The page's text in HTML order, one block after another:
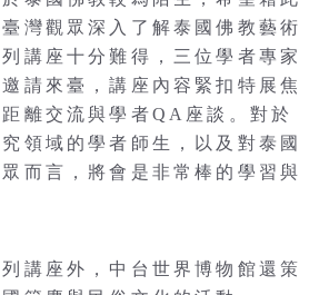
灣觀眾深入了解泰國佛教藝術
講座十分難得，三位學者專家
請來臺，講座內容緊扣特展焦
離交流與學者QA座談。對於
領域的學者師生，以及對泰國
而言，將會是非常棒的學習與
講座外，中台世界博物館還策